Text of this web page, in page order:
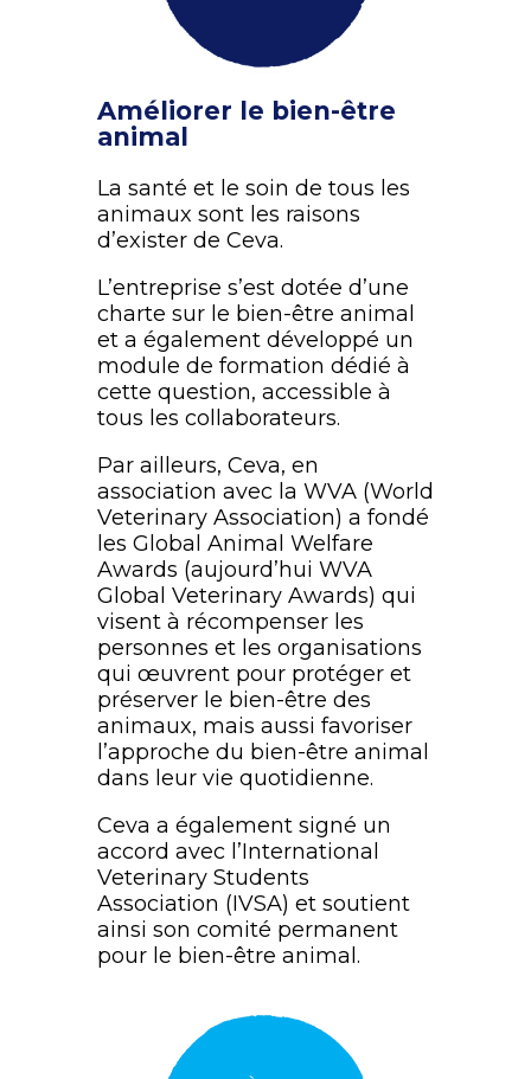
Améliorer le bien-être
animal
La santé et le soin de tous les
animaux sont les raisons
d’exister de Ceva.
L’entreprise s’est dotée d’une
charte sur le bien-être animal
et a également développé un
module de formation dédié à
cette question, accessible à
tous les collaborateurs.
Par ailleurs, Ceva, en
association avec la WVA (World
Veterinary Association) a fondé
les Global Animal Welfare
Awards (aujourd’hui WVA
Global Veterinary Awards) qui
visent à récompenser les
personnes et les organisations
qui œuvrent pour protéger et
préserver le bien-être des
animaux, mais aussi favoriser
l’approche du bien-être animal
dans leur vie quotidienne.
Ceva a également signé un
accord avec l’International
Veterinary Students
Association (IVSA) et soutient
ainsi son comité permanent
pour le bien-être animal.